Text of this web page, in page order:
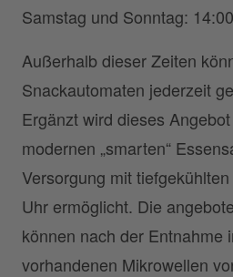
Samstag und Sonntag:
Außerhalb dieser Zeiten
Snackautomaten jederzeit
Ergänzt wird dieses
modernen „smarten“
Versorgung mit
Uhr ermöglicht. Die
können nach der Entnahme
vorhandenen Mikrowellen